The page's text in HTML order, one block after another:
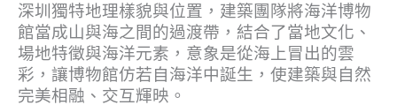
深圳獨特地理樣貌與位置，建築團隊將海洋博物
館當成山與海之間的過渡帶，結合了當地文化、
場地特徵與海洋元素，意象是從海上冒出的雲
彩，讓博物館仿若自海洋中誕生，使建築與自然
完美相融、交互輝映。